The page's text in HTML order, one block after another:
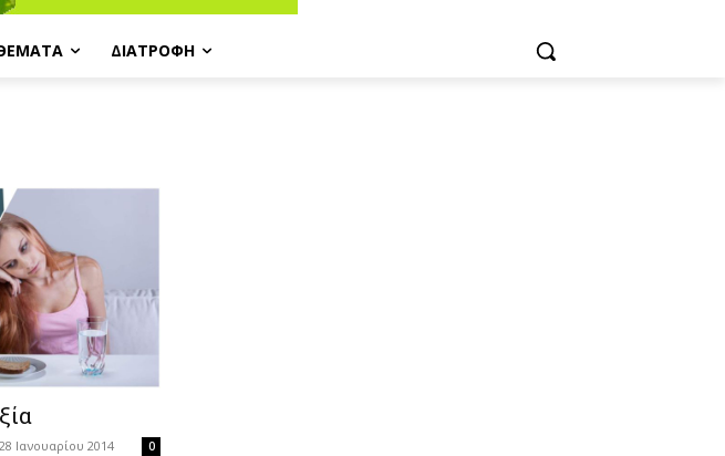
ΔΙΑΤΡΟΦΉ
28 Ιανουαρίου 2014 0